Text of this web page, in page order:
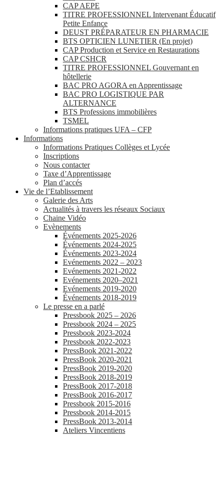
CAP AEPE
TITRE PROFESSIONNEL Intervenant Éducatif
Petite Enfance
DEUST PRÉPARATEUR EN PHARMACIE
BTS OPTICIEN LUNETIER (En projet)
CAP Production et Service en Restaurations
CAP CSHCR
TITRE PROFESSIONNEL Gouvernant en
hôtellerie
BAC PRO AGORA en Apprentissage
BAC PRO LOGISTIQUE PAR
ALTERNANCE
BTS Professions immobilières
TSMEL
Informations pratiques UFA – CFP
Informations
Informations Pratiques Collèges et Lycée
Inscriptions
Nous contacter
Taxe d’Apprentissage
Plan d’accés
Vie de l’Etablissement
Galerie des Arts
Actualités à travers les réseaux Sociaux
Chaine Vidéo
Evènements
Événements 2025-2026
Événements 2024-2025
Événements 2023-2024
Evénements 2022 – 2023
Evénements 2021-2022
Evénements 2020–2021
Evénements 2019-2020
Événements 2018-2019
Le presse en a parlé
Pressbook 2025 – 2026
Pressbook 2024 – 2025
Pressbook 2023-2024
Pressbook 2022-2023
PressBook 2021-2022
PressBook 2020-2021
PressBook 2019-2020
PressBook 2018-2019
PressBook 2017-2018
PressBook 2016-2017
Pressbook 2015-2016
Pressbook 2014-2015
PressBook 2013-2014
Ateliers Vincentiens